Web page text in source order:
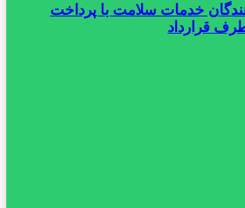
خدمات سلامت با پرداخت
قرارداد